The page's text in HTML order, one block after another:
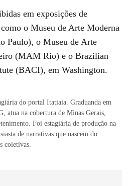
em exposições de
o Museu de Arte Moderna
Paulo), o Museu de Arte
(MAM Rio) e o Brazilian
(BACI), em Washington.
do portal Itatiaia. Graduanda em
atua na cobertura de Minas Gerais,
Foi estagiária de produção na
de narrativas que nascem do
coletivas.